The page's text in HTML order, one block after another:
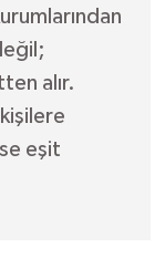
alır.
eşit